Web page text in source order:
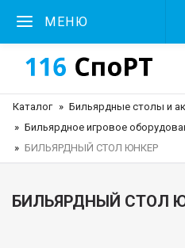
МЕНЮ
Каталог
Бильярдные столы и
Бильярдное игровое
БИЛЬЯРДНЫЙ СТОЛ ЮНКЕР
БИЛЬЯРДНЫЙ СТОЛ